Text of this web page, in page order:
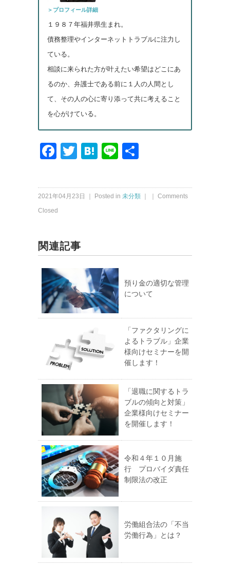
＞プロフィール詳細
１９８７年福井県生まれ。
債務整理やインターネットトラブルに注力し
ている。
相談に来られた方が叶えたい希望はどこにあ
るのか、弁護士である前に１人の人間とし
て、その人の心に寄り添って共に考えること
を心がけている。
Facebook
Twitter
Hatena
Line
2021年04月23日 ｜ Posted in 未分類 ｜ ｜ Comments
Closed
関連記事
預り金の適切な管理
について
「ファクタリングに
よるトラブル」企業
様向けセミナーを開
催します！
「退職に関するトラ
ブルの傾向と対策」
企業様向けセミナー
を開催します！
令和４年１０月施
行 プロバイダ責任
制限法の改正
労働組合法の「不当
労働行為」とは？